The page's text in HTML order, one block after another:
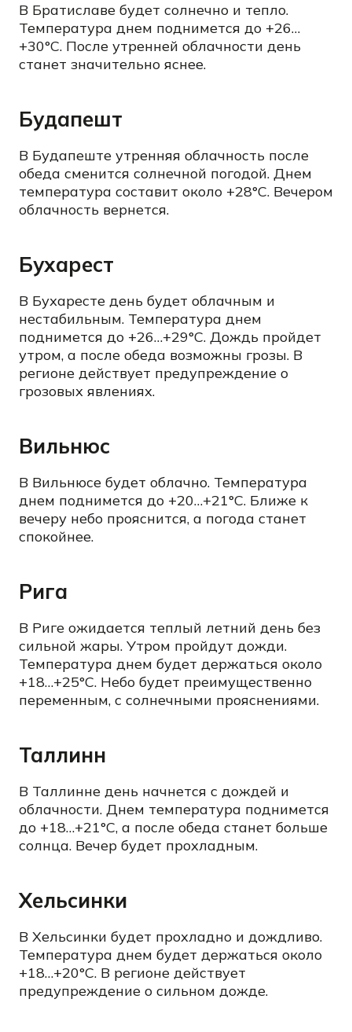
В Братиславе будет солнечно и тепло.
Температура днем поднимется до +26…
+30°C. После утренней облачности день
станет значительно яснее.
Будапешт
В Будапеште утренняя облачность после
обеда сменится солнечной погодой. Днем
температура составит около +28°C. Вечером
облачность вернется.
Бухарест
В Бухаресте день будет облачным и
нестабильным. Температура днем
поднимется до +26…+29°C. Дождь пройдет
утром, а после обеда возможны грозы. В
регионе действует предупреждение о
грозовых явлениях.
Вильнюс
В Вильнюсе будет облачно. Температура
днем поднимется до +20…+21°C. Ближе к
вечеру небо прояснится, а погода станет
спокойнее.
Рига
В Риге ожидается теплый летний день без
сильной жары. Утром пройдут дожди.
Температура днем будет держаться около
+18…+25°C. Небо будет преимущественно
переменным, с солнечными прояснениями.
Таллинн
В Таллинне день начнется с дождей и
облачности. Днем температура поднимется
до +18…+21°C, а после обеда станет больше
солнца. Вечер будет прохладным.
Хельсинки
В Хельсинки будет прохладно и дождливо.
Температура днем будет держаться около
+18…+20°C. В регионе действует
предупреждение о сильном дожде.